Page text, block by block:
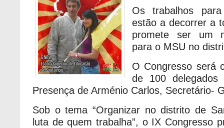
Os trabalhos
estão a decorrer a
promete ser um
para o MSU no
O Congresso será
de 100
Presença de Arménio Carlos, Secretário-
Sob o tema “Organizar no distrito de
luta de quem trabalha”, o IX Congresso